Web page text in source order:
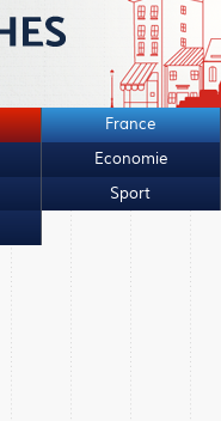
France
Economie
Sport